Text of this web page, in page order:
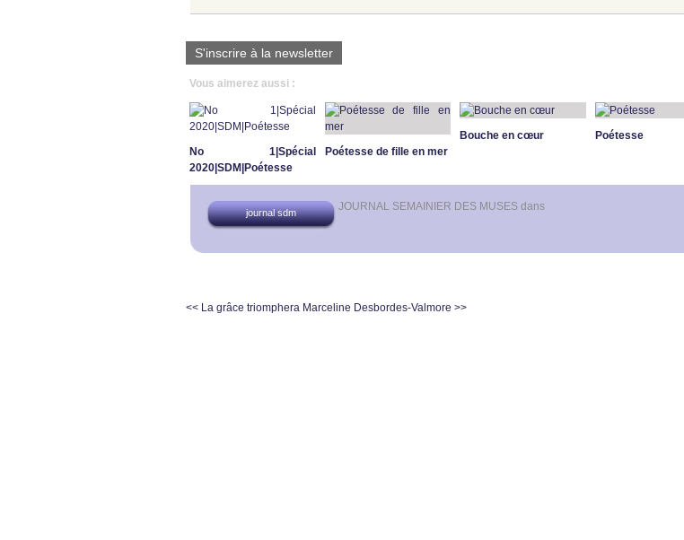
S'inscrire à la newsletter
Vous aimerez aussi :
No 1|Spécial
2020|SDM|Poétesse
Poétesse de fille en mer
Bouche en cœur Poétesse
JOURNAL SEMAINIER DES MUSES dans
journal sdm
<< La grâce triomphera Marceline Desbordes-Valmore >>